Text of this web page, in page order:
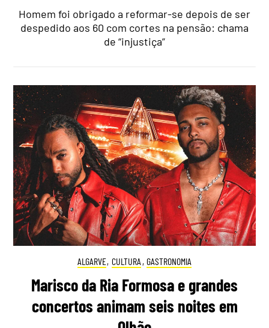
Homem foi obrigado a reformar-se depois de ser
despedido aos 60 com cortes na pensão: chama
de “injustiça”
ALGARVE, CULTURA , GASTRONOMIA
Marisco da Ria Formosa e grandes
concertos animam seis noites em